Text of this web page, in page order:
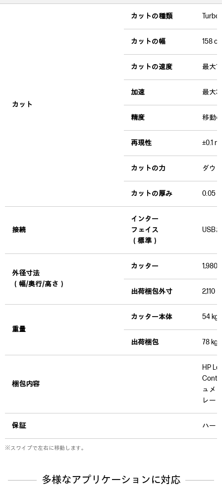
カット
カットの種類
カットの幅 158
カットの速度 最大
加速 最大3
精度 移動
再現性 ±0.1
カットの力 ダウ
カットの厚み 0.05
接続
インター
フェイス
（標準）
USB
外径寸法
（幅/奥行/高さ）
カッター 1,980
出荷梱包外寸 2,110
重量
カッター本体 54 kg
出荷梱包 78 kg
梱包内容
HP
ュメ
レー
保証 ハー
※スワイプで左右に移動します。
多様なアプリケーションに対応